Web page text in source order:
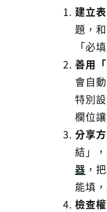
建立
題，
「必
善用
會自
特別
欄位
分享
結」
器 ，
能填
檢查